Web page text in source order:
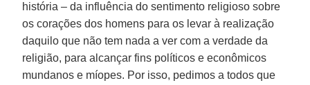
história – da influência do sentimento religioso sobre
os corações dos homens para os levar à realização
daquilo que não tem nada a ver com a verdade da
religião, para alcançar fins políticos e econômicos
mundanos e míopes. Por isso, pedimos a todos que